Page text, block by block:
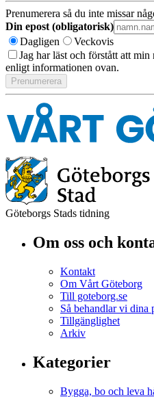
Prenumerera så du inte missar
Din epost (obligatorisk)
Dagligen
Veckovis
Jag har läst och förstått att
enligt informationen ovan.
Göteborgs Stads tidning
Om oss och
Kontakt
Om Vårt Göteborg
Till goteborg.se
Så behandlar vi dina
Tillgänglighet
Arkiv
Kategorier
Bygga, bo och leva